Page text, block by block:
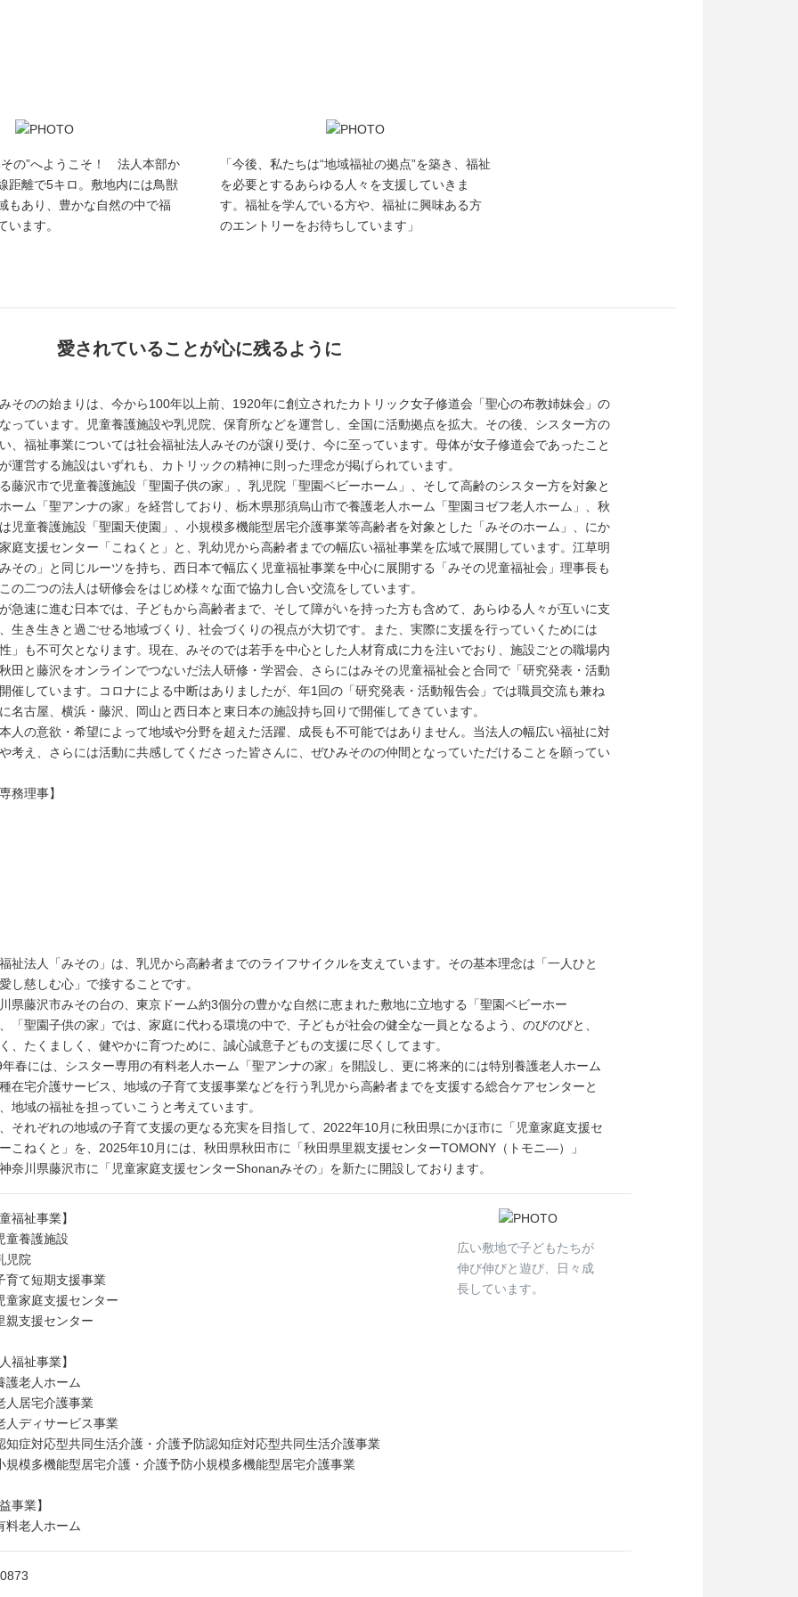
その”へようこそ！ 法人本部か
距離で5キロ。敷地内には鳥獣
もあり、豊かな自然の中で福
います。
「今後、私たちは“地域福祉の拠点”を築き、福祉
を必要とするあらゆる人々を支援していきま
す。福祉を学んでいる方や、福祉に興味ある方
のエントリーをお待ちしています」
愛されていることが心に残るように
そのの始まりは、今から100年以上前、1920年に創立されたカトリック女子修道会「聖心の布教姉妹会」の
っています。児童養護施設や乳児院、保育所などを運営し、全国に活動拠点を拡大。その後、シスター方の
、福祉事業については社会福祉法人みそのが譲り受け、今に至っています。母体が女子修道会であったこと
運営する施設はいずれも、カトリックの精神に則った理念が掲げられています。
藤沢市で児童養護施設「聖園子供の家」、乳児院「聖園ベビーホーム」、そして高齢のシスター方を対象と
ーム「聖アンナの家」を経営しており、栃木県那須烏山市で養護老人ホーム「聖園ヨゼフ老人ホーム」、秋
児童養護施設「聖園天使園」、小規模多機能型居宅介護事業等高齢者を対象とした「みそのホーム」、にか
庭支援センター「こねくと」と、乳幼児から高齢者までの幅広い福祉事業を広域で展開しています。江草明
その」と同じルーツを持ち、西日本で幅広く児童福祉事業を中心に展開する「みその児童福祉会」理事長も
の二つの法人は研修会をはじめ様々な面で協力し合い交流をしています。
急速に進む日本では、子どもから高齢者まで、そして障がいを持った方も含めて、あらゆる人々が互いに支
生き生きと過ごせる地域づくり、社会づくりの視点が大切です。また、実際に支援を行っていくためには
」も不可欠となります。現在、みそのでは若手を中心とした人材育成に力を注いでおり、施設ごとの職場内
田と藤沢をオンラインでつないだ法人研修・学習会、さらにはみその児童福祉会と合同で「研究発表・活動
催しています。コロナによる中断はありましたが、年1回の「研究発表・活動報告会」では職員交流も兼ね
名古屋、横浜・藤沢、岡山と西日本と東日本の施設持ち回りで開催してきています。
人の意欲・希望によって地域や分野を超えた活躍、成長も不可能ではありません。当法人の幅広い福祉に対
考え、さらには活動に共感してくださった皆さんに、ぜひみそのの仲間となっていただけることを願ってい
務理事】
祉法人「みその」は、乳児から高齢者までのライフサイクルを支えています。その基本理念は「一人ひと
し慈しむ心」で接することです。
県藤沢市みその台の、東京ドーム約3個分の豊かな自然に恵まれた敷地に立地する「聖園ベビーホー
「聖園子供の家」では、家庭に代わる環境の中で、子どもが社会の健全な一員となるよう、のびのびと、
、たくましく、健やかに育つために、誠心誠意子どもの支援に尽くしてます。
春には、シスター専用の有料老人ホーム「聖アンナの家」を開設し、更に将来的には特別養護老人ホーム
在宅介護サービス、地域の子育て支援事業などを行う乳児から高齢者までを支援する総合ケアセンターと
地域の福祉を担っていこうと考えています。
それぞれの地域の子育て支援の更なる充実を目指して、2022年10月に秋田県にかほ市に「児童家庭支援セ
こねくと」を、2025年10月には、秋田県秋田市に「秋田県里親支援センターTOMONY（トモニ―）」
奈川県藤沢市に「児童家庭支援センターShonanみその」を新たに開設しております。
福祉事業】
童養護施設
児院
育て短期支援事業
童家庭支援センター
親支援センター
福祉事業】
護老人ホーム
人居宅介護事業
人ディサービス事業
知症対応型共同生活介護・介護予防認知症対応型共同生活介護事業
規模多機能型居宅介護・介護予防小規模多機能型居宅介護事業
事業】
料老人ホーム
広い敷地で子どもたちが
伸び伸びと遊び、日々成
長しています。